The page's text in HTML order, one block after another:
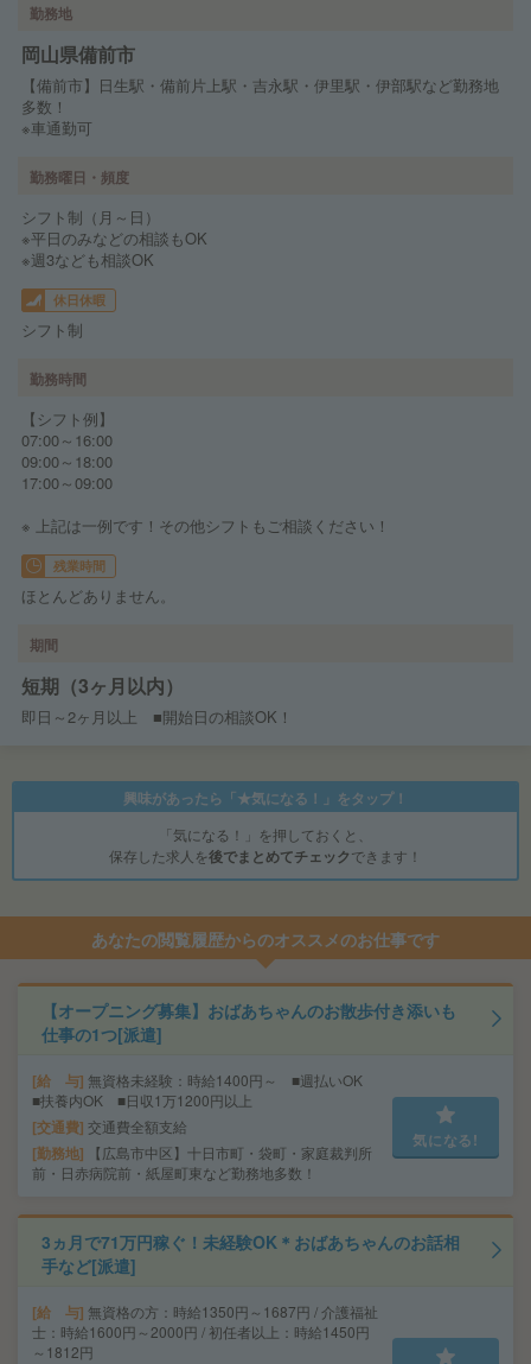
勤務地
岡山県備前市
【備前市】日生駅・備前片上駅・吉永駅・伊里駅・伊部駅など勤務地
多数！
※車通勤可
勤務曜日・頻度
シフト制（月～日）
※平日のみなどの相談もOK
※週3なども相談OK
休日休暇
シフト制
勤務時間
【シフト例】
07:00～16:00
09:00～18:00
17:00～09:00
※ 上記は一例です！その他シフトもご相談ください！
残業時間
ほとんどありません。
期間
短期（3ヶ月以内）
即日～2ヶ月以上 ■開始日の相談OK！
興味があったら「★気になる！」をタップ！
「気になる！」を押しておくと、
保存した求人を後でまとめてチェックできます！
あなたの閲覧履歴からのオススメのお仕事です
【オープニング募集】おばあちゃんのお散歩付き添いも
仕事の1つ[派遣]
給 与 無資格未経験：時給1400円～ ■週払いOK
■扶養内OK ■日収1万1200円以上
交通費 交通費全額支給
勤務地
【広島市中区】十日市町・袋町・家庭裁判所
前・日赤病院前・紙屋町東など勤務地多数！
気になる!
3ヵ月で71万円稼ぐ！未経験OK＊おばあちゃんのお話相
手など[派遣]
給 与 無資格の方：時給1350円～1687円 / 介護福祉
士：時給1600円～2000円 / 初任者以上：時給1450円
～1812円